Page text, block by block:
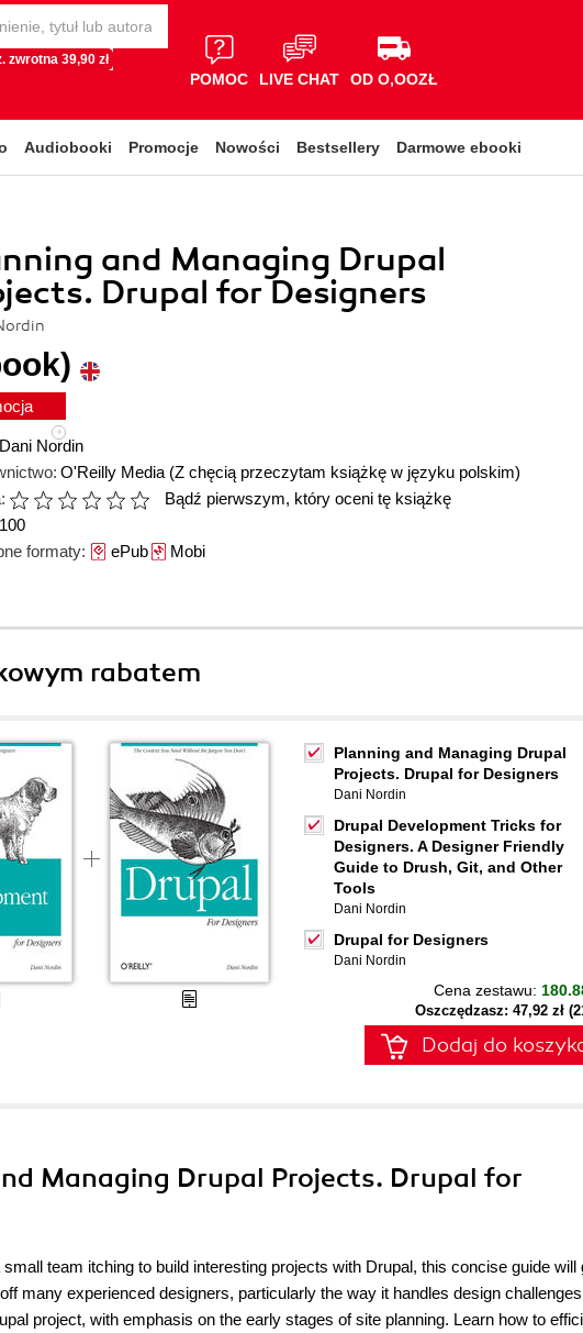
zwrotna 39,90 zł
POMOC LIVE CHAT OD O,OOZŁ
Audiobooki Promocje Nowości Bestsellery Darmowe ebooki
and Managing Drupal
Drupal for Designers
Dani Nordin
O'Reilly Media (Z chęcią przeczytam książkę w języku polskim)
Bądź pierwszym, który oceni tę książkę
100
formaty: ePubMobi
rabatem
Planning and Managing Drupal
Projects. Drupal for Designers
Dani Nordin
Drupal Development Tricks for
Designers. A Designer Friendly
Guide to Drush, Git, and Other
Tools
Dani Nordin
Drupal for Designers
Dani Nordin
Cena zestawu:
Oszczędzasz: 47,92 zł
Dodaj do
Managing Drupal Projects. Drupal for
team itching to build interesting projects with Drupal, this concise guide will
many experienced designers, particularly the way it handles design
project, with emphasis on the early stages of site planning. Learn how to